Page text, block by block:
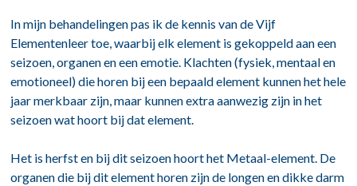
In mijn behandelingen pas ik de kennis van deVijf
Elementenleertoe, waarbij elk element is gekoppeld aan een
seizoen, organen en een emotie. Klachten (fysiek, mentaal en
emotioneel) die horen bij een bepaald element kunnen het hele
jaar merkbaar zijn, maar kunnen extra aanwezig zijn in het
seizoen wat hoort bij dat element.
Het is herfst en bij dit seizoen hoort het Metaal-element. De
organen die bij dit element horen zijn de longen en dikke darm